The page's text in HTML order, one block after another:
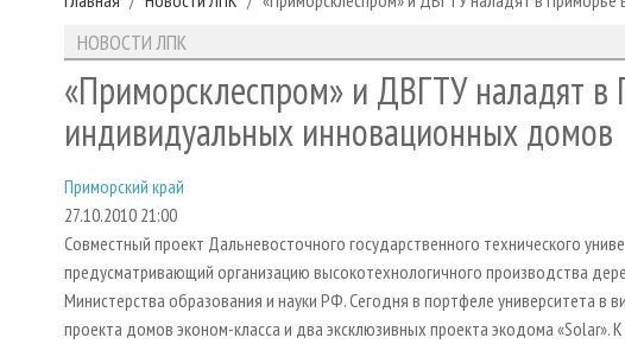
НОВОСТИ ЛПК
«Приморсклеспром» и ДВГТУ наладят в
индивидуальных инновационных домов
Приморский край
27.10.2010 21:00
Совместный проект Дальневосточного государственного технического
предусматривающий организацию высокотехнологичного производства
Министерства образования и науки РФ. Сегодня в портфеле университета в
проекта домов эконом-класса и два эксклюзивных проекта экодома «Solar».